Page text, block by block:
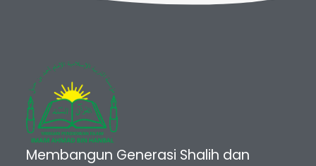
Membangun Generasi Shalih dan